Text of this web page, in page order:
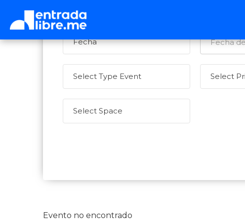
Evento no encontrado